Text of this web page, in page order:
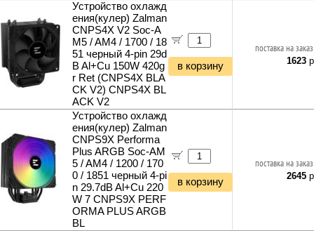
Устройство охлажд
ения(кулер) Zalman
CNPS4X V2 Soc-A
M5 / AM4 / 1700 / 18
51 черный 4-pin 29d
B Al+Cu 150W 420g
r Ret (CNPS4X BLA
CK V2) CNPS4X BL
ACK V2
в корзину
поставка на
1623
Устройство охлажд
ения(кулер) Zalman
CNPS9X Performa
Plus ARGB Soc-AM
5 / AM4 / 1200 / 170
0 / 1851 черный 4-pi
n 29.7dB Al+Cu 220
W 7 CNPS9X PERF
ORMA PLUS ARGB
BL
в корзину
поставка на
2645